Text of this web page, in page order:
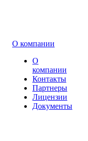
О компании
О
компании
Контакты
Партнеры
Лицензии
Документы